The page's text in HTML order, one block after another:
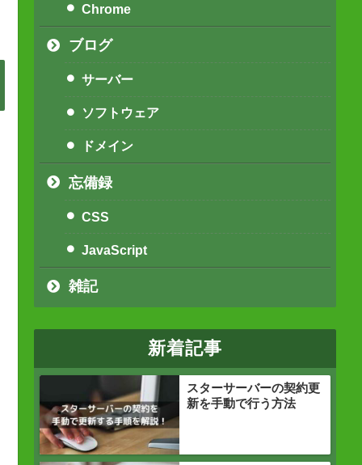
Chrome
ブログ
サーバー
ソフトウェア
ドメイン
忘備録
CSS
JavaScript
雑記
新着記事
スターサーバーの契約更
新を手動で行う方法